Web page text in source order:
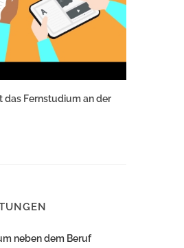
das Fernstudium an der
neben dem Beruf